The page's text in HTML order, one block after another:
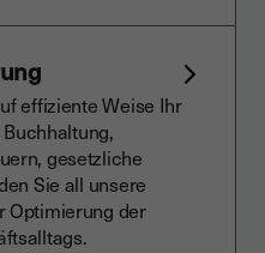
effiziente Weise Ihr
gesetzliche
Sie all unsere
Optimierung der